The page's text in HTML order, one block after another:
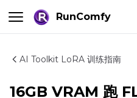
RunComfy
AI Toolkit LoRA 训练指南
16GB VRAM 跑